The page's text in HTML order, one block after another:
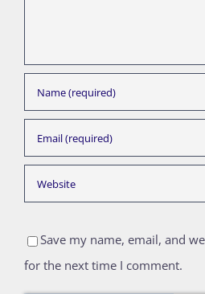
Save my name, email, and
for the next time I comment.